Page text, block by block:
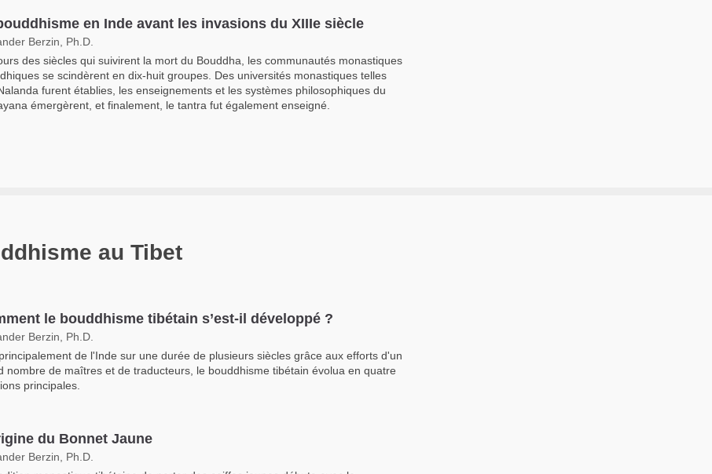
en Inde avant les invasions du XIIIe siècle
Berzin, Ph.D.
des siècles qui suivirent la mort du Bouddha, les communautés monastiques
se scindèrent en dix-huit groupes. Des universités monastiques telles
furent établies, les enseignements et les systèmes philosophiques du
émergèrent, et finalement, le tantra fut également enseigné.
au Tibet
le bouddhisme tibétain s’est-il développé ?
Berzin, Ph.D.
de l'Inde sur une durée de plusieurs siècles grâce aux efforts d'un
nombre de maîtres et de traducteurs, le bouddhisme tibétain évolua en quatre
principales.
du Bonnet Jaune
Berzin, Ph.D.